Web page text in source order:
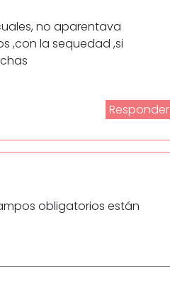
no aparentava
,con la sequedad ,si
Responder
obligatorios están